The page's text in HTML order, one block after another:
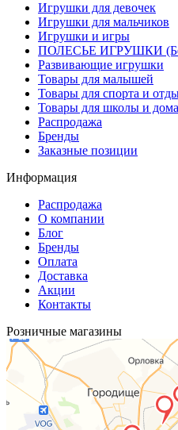
Игрушки для девочек
Игрушки для мальчиков
Игрушки и игры
ПОЛЕСЬЕ ИГРУШКИ
Развивающие игрушки
Товары для малышей
Товары для спорта и
Товары для школы и дома
Распродажа
Бренды
Заказные позиции
Информация
Распродажа
О компании
Блог
Бренды
Оплата
Доставка
Акции
Контакты
Розничные магазины